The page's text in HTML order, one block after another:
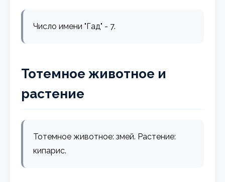
Число имени "Гад" - 7.
Тотемное животное и
растение
Тотемное животное: змей. Растение:
кипарис.